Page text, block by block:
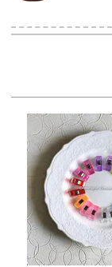
ご利用ガイド
送料とお支払い
返品特約につい
新規会員登録